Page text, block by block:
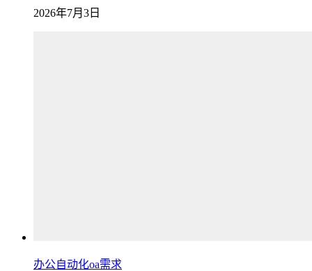
2026年7月3日
办公自动化oa需求